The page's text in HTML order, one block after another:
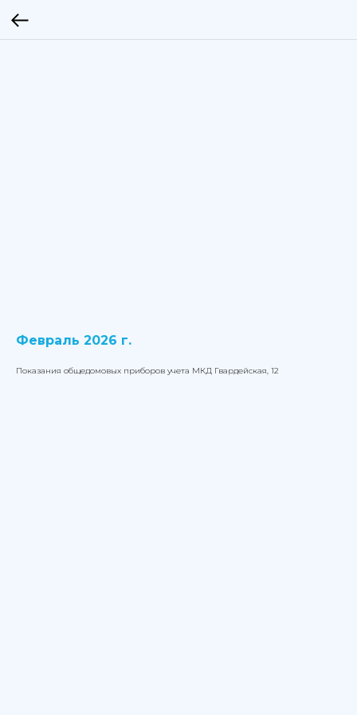
Февраль 2026 г.
Показания общедомовых приборов учета МКД Гвардейская, 12